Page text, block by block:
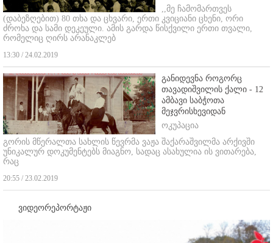
,,მე ჩამომართვეს
(დაბეზღებით) 80 თხა და ცხვარი, ერთი კვიციანი ცხენი, ორი
ძროხა და სამი დეკეული. ამის გარდა წისქვილი ერთი თვალი,
რომელიც ღირს არანაკლებ
13:30 / 24.02.2019
განიდევნა როგორც
თავადიშვილის ქალი - 12
ამბავი საბჭოთა
მეჯვრისხევიდან
ოკუპაცია
გორის მწერალთა სახლის წევრმა ვაჟა შაქარაშვილმა არქივში
უნიკალურ დოკუმენტებს მიაგნო, სადაც ასახულია ის ვითარება,
რაც
20:55 / 23.02.2019
ვიდეორეპორტაჟი